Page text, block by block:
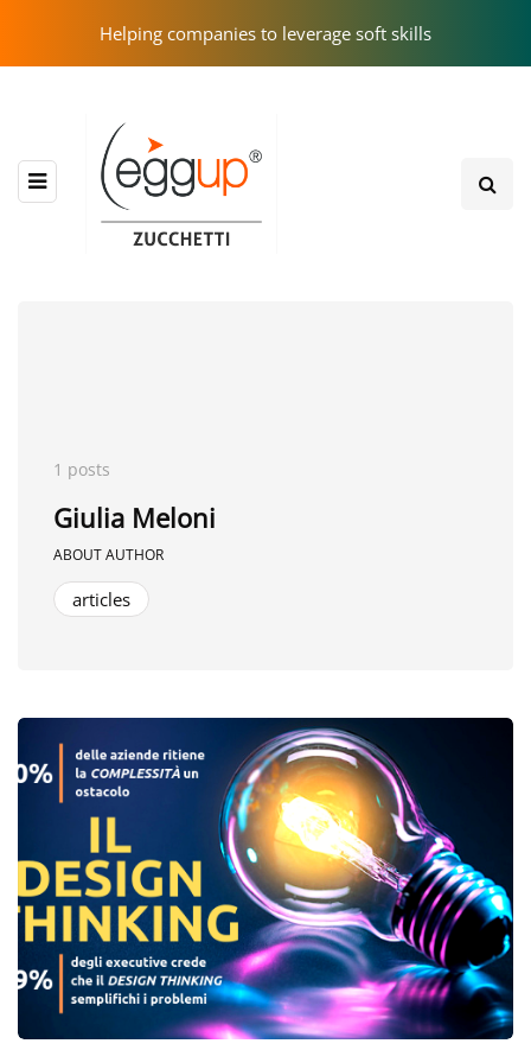
Helping companies to leverage soft skills
1 posts
Giulia Meloni
ABOUT AUTHOR
articles